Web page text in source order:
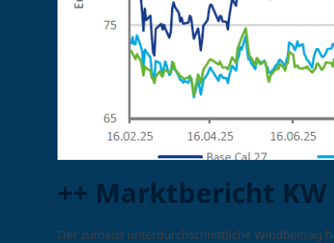
++ Marktbericht KW
Der zumeist unterdurchschnittliche Windbeitrag